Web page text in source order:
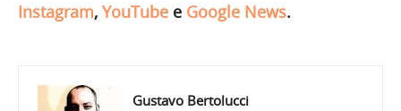
Instagram, YouTube e Google News.
Gustavo Bertolucci